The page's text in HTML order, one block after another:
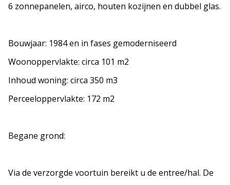
6 zonnepanelen, airco, houten kozijnen en dubbel glas.
Bouwjaar: 1984 en in fases gemoderniseerd
Woonoppervlakte: circa 101 m2
Inhoud woning: circa 350 m3
Perceeloppervlakte: 172 m2
Begane grond:
Via de verzorgde voortuin bereikt u de entree/hal. De